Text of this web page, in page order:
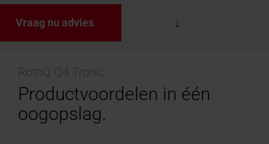
Vraag nu advies
RotoQ Q4 Tronic
Productvoordelen in één
oogopslag.